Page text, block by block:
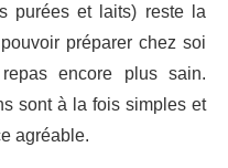
purées et laits) reste la
préparer chez soi
encore plus sain.
sont à la fois simples et
agréable.